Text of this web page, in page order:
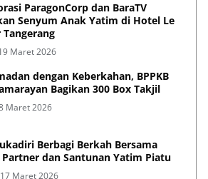
ParagonCorp dan BaraTV
Senyum Anak Yatim di Hotel Le
Tangerang
Maret 2026
dengan Keberkahan, BPPKB
Bagikan 300 Box Takjil
Maret 2026
Berbagi Berkah Bersama
Partner dan Santunan Yatim Piatu
Maret 2026